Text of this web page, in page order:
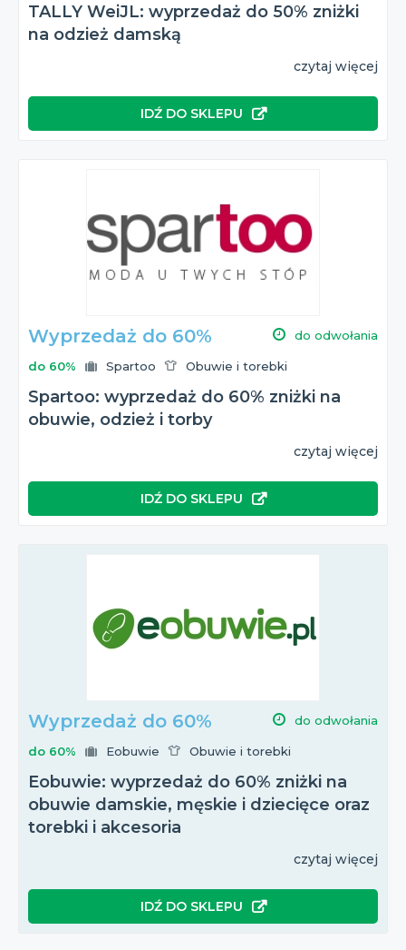
TALLY WeiJL: wyprzedaż do 50% zniżki
na odzież damską
czytaj więcej
IDŹ DO SKLEPU
Wyprzedaż do 60% do odwołania
do 60% Spartoo Obuwie i torebki
Spartoo: wyprzedaż do 60% zniżki na
obuwie, odzież i torby
czytaj więcej
IDŹ DO SKLEPU
Wyprzedaż do 60% do odwołania
do 60% Eobuwie Obuwie i torebki
Eobuwie: wyprzedaż do 60% zniżki na
obuwie damskie, męskie i dziecięce oraz
torebki i akcesoria
czytaj więcej
IDŹ DO SKLEPU